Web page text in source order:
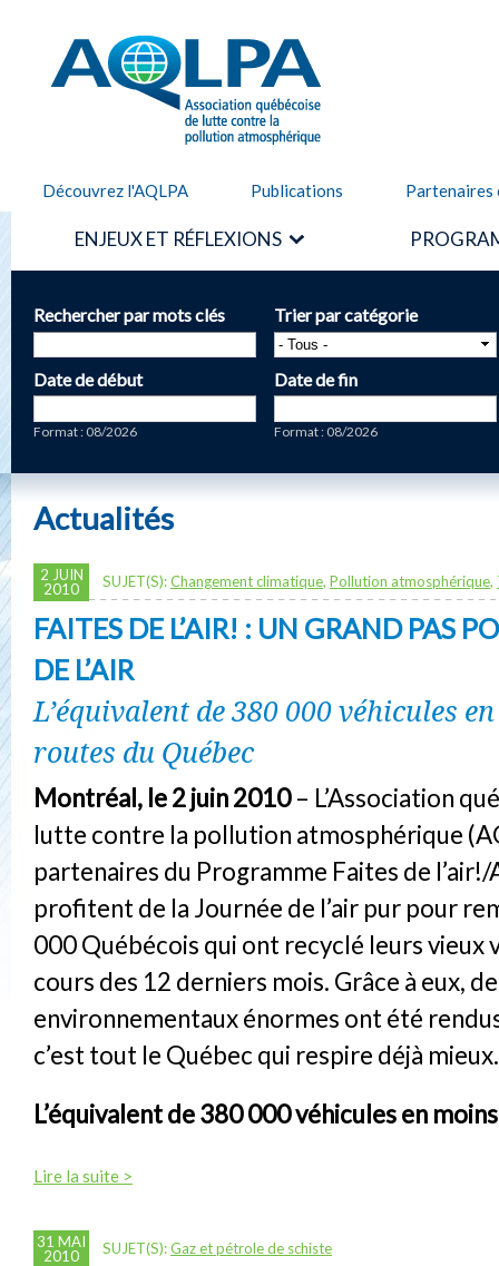
AQLPA
Découvrez l'AQLPA Publications Partenaires
ENJEUX ET RÉFLEXIONS
Rechercher par mots clés Trier par catégorie
Date de début
Format : 08/2026
Date de fin
Format : 08/2026
Actualités
2 JUIN
2010
SUJET(S):Changement climatique, Pollution atmosphérique,
FAITES DE L’AIR! : UN GRAND PAS
DE L’AIR
L’équivalent de 380 000 véhicules
routes du Québec
Montréal, le 2 juin 2010– L’Association
lutte contre la pollution atmosphérique
partenaires du Programme Faites de l’air!/
profitent de la Journée de l’air pur pour
000 Québécois qui ont recyclé leurs vieux
cours des 12 derniers mois. Grâce à eux,
environnementaux énormes ont été
c’est tout le Québec qui respire déjà mieux.
L’équivalent de 380 000 véhicules en
Lire la suite >
31 MAI
2010
SUJET(S):Gaz et pétrole de schiste